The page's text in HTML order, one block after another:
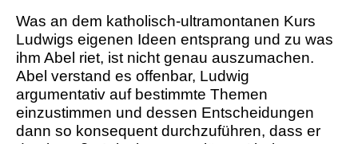
Was an dem katholisch-ultramontanen Kurs
Ludwigs eigenen Ideen entsprang und zu was
ihm Abel riet, ist nicht genau auszumachen.
Abel verstand es offenbar, Ludwig
argumentativ auf bestimmte Themen
einzustimmen und dessen Entscheidungen
dann so konsequent durchzuführen, dass er